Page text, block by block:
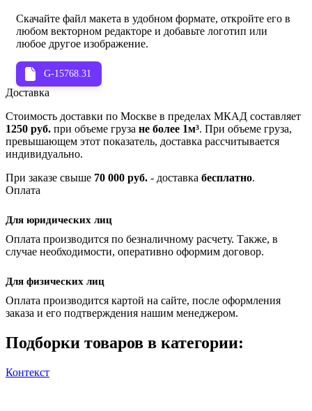
Скачайте файл макета в удобном формате, откройте его в
любом векторном редакторе и добавьте логотип или
любое другое изображение.
G-15768.31
Доставка
Стоимость доставки по Москве в пределах МКАД составляет
1250 руб. при объеме груза не более 1м³. При объеме груза,
превышающем этот показатель, доставка рассчитывается
индивидуально.
При заказе свыше 70 000 руб. - доставка бесплатно.
Оплата
Для юридических лиц
Оплата производится по безналичному расчету. Также, в
случае необходимости, оперативно оформим договор.
Для физических лиц
Оплата производится картой на сайте, после оформления
заказа и его подтверждения нашим менеджером.
Подборки товаров в категории:
Контекст